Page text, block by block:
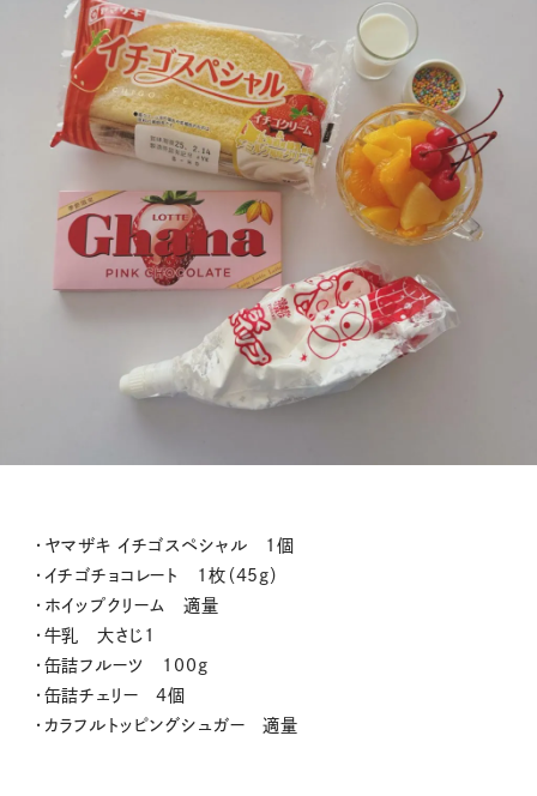
・ヤマザキ イチゴスペシャル 1個
・イチゴチョコレート 1枚（45g）
・ホイップクリーム 適量
・牛乳 大さじ1
・缶詰フルーツ 100g
・缶詰チェリー 4個
・カラフルトッピングシュガー 適量